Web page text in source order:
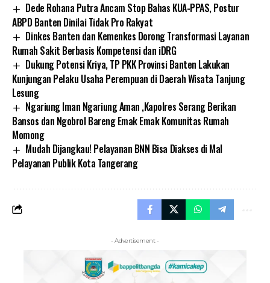
Dede Rohana Putra Ancam Stop Bahas KUA-PPAS, Postur
ABPD Banten Dinilai Tidak Pro Rakyat
Dinkes Banten dan Kemenkes Dorong Transformasi Layanan
Rumah Sakit Berbasis Kompetensi dan iDRG
Dukung Potensi Kriya, TP PKK Provinsi Banten Lakukan
Kunjungan Pelaku Usaha Perempuan di Daerah Wisata Tanjung
Lesung
Ngariung Iman Ngariung Aman ,Kapolres Serang Berikan
Bansos dan Ngobrol Bareng Emak Emak Komunitas Rumah
Momong
Mudah Dijangkau! Pelayanan BNN Bisa Diakses di Mal
Pelayanan Publik Kota Tangerang
- Advertisement -